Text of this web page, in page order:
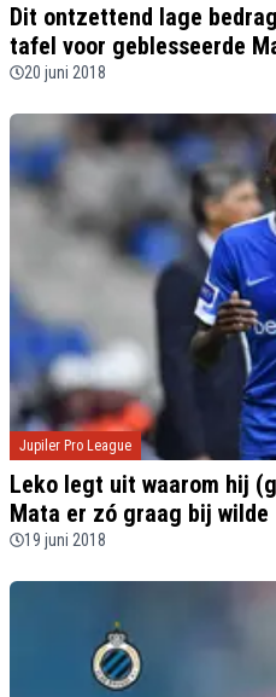
Dit ontzettend lage
tafel voor geblesseerde
20 juni 2018
Jupiler Pro League
Leko legt uit waarom hij
Mata er zó graag bij wilde
19 juni 2018